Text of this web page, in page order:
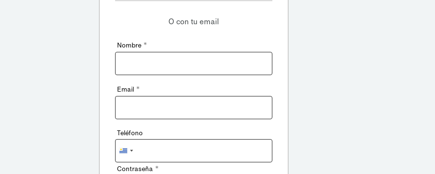
O con tu email
Nombre *
Email *
Teléfono
Uruguay
+598
Contraseña *